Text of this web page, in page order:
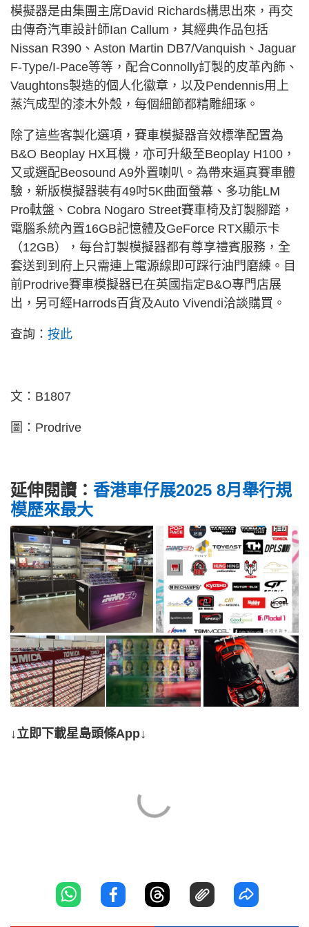
模擬器是由集團主席David Richards構思出來，再交
由傳奇汽車設計師Ian Callum，其經典作品包括
Nissan R390、Aston Martin DB7/Vanquish、Jaguar
F-Type/I-Pace等等，配合Connolly訂製的皮革內飾、
Vaughtons製造的個人化徽章，以及Pendennis用上
蒸汽成型的漆木外殼，每個細節都精雕細琢。
除了這些客製化選項，賽車模擬器音效標準配置為
B&O Beoplay HX耳機，亦可升級至Beoplay H100，
又或選配Beosound A9外置喇叭。為帶來逼真賽車體
驗，新版模擬器裝有49吋5K曲面螢幕、多功能LM
Pro軚盤、Cobra Nogaro Street賽車椅及訂製腳踏，
電腦系統內置16GB記憶體及GeForce RTX顯示卡
（12GB），每台訂製模擬器都有尊享禮賓服務，全
套送到到府上只需連上電源線即可踩行油門磨練。目
前Prodrive賽車模擬器已在英國指定B&O專門店展
出，另可經Harrods百貨及Auto Vivendi洽談購買。
查詢： 按此
文：B1807
圖：Prodrive
延伸閱讀： 香港車仔展2025 8月舉行規
模歷來最大
↓立即下載星島頭條App↓